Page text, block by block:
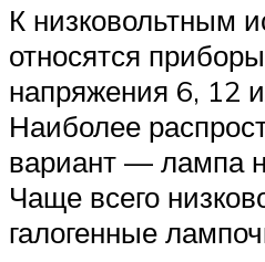
К низковольтным
относятся
напряжения 6, 12
Наиболее
вариант — лампа
Чаще всего
галогенные